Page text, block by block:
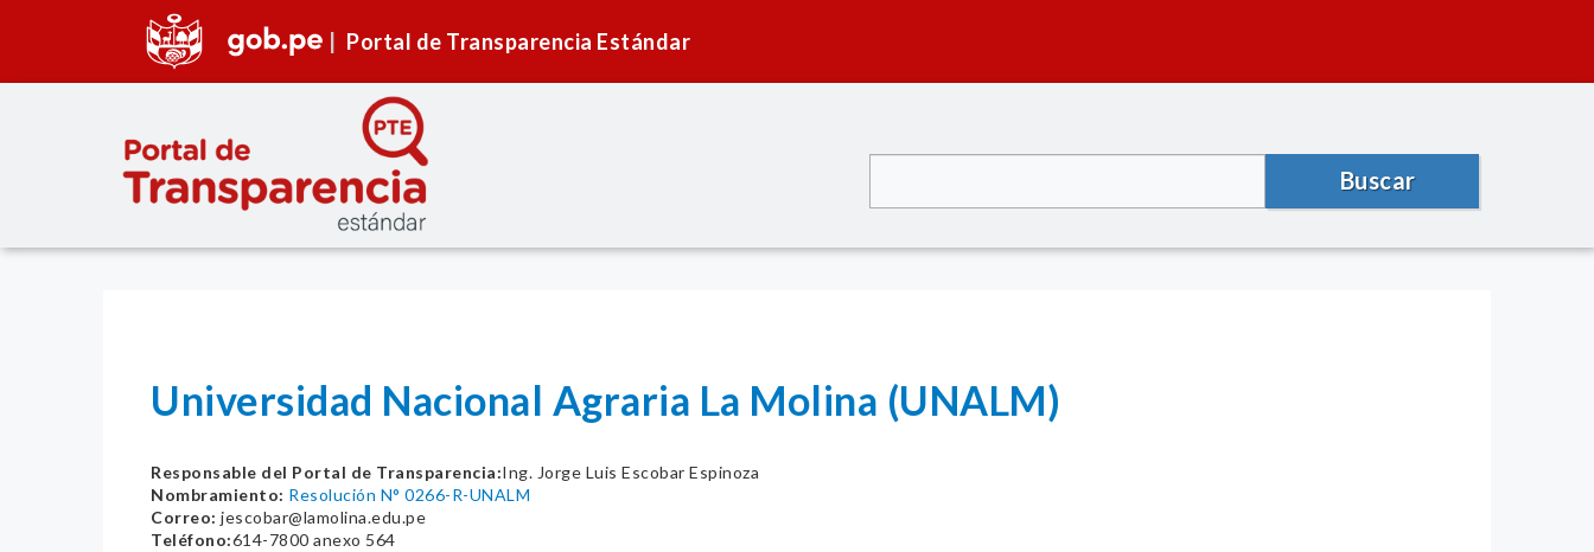
Portal de Transparencia Estándar
Buscar
Universidad Nacional Agraria La Molina (UNALM)
Responsable del Portal de Transparencia:Ing. Jorge Luis Escobar Espinoza
Nombramiento: Resolución N° 0266-R-UNALM
Correo: jescobar@lamolina.edu.pe
Teléfono:614-7800 anexo 564